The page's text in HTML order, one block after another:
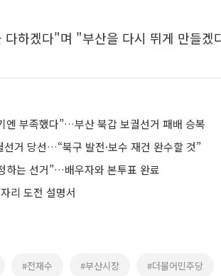
다하겠다"며 "부산을 다시 뛰게 만들겠
엔 부족했다”…부산 북갑 보궐선거 패배 승복
선거 당선…“북구 발전·보수 재건 완수할 것”
하는 선거”…배우자와 본투표 완료
리 도전 설명서
#전재수 #부산시장 #더불어민주당